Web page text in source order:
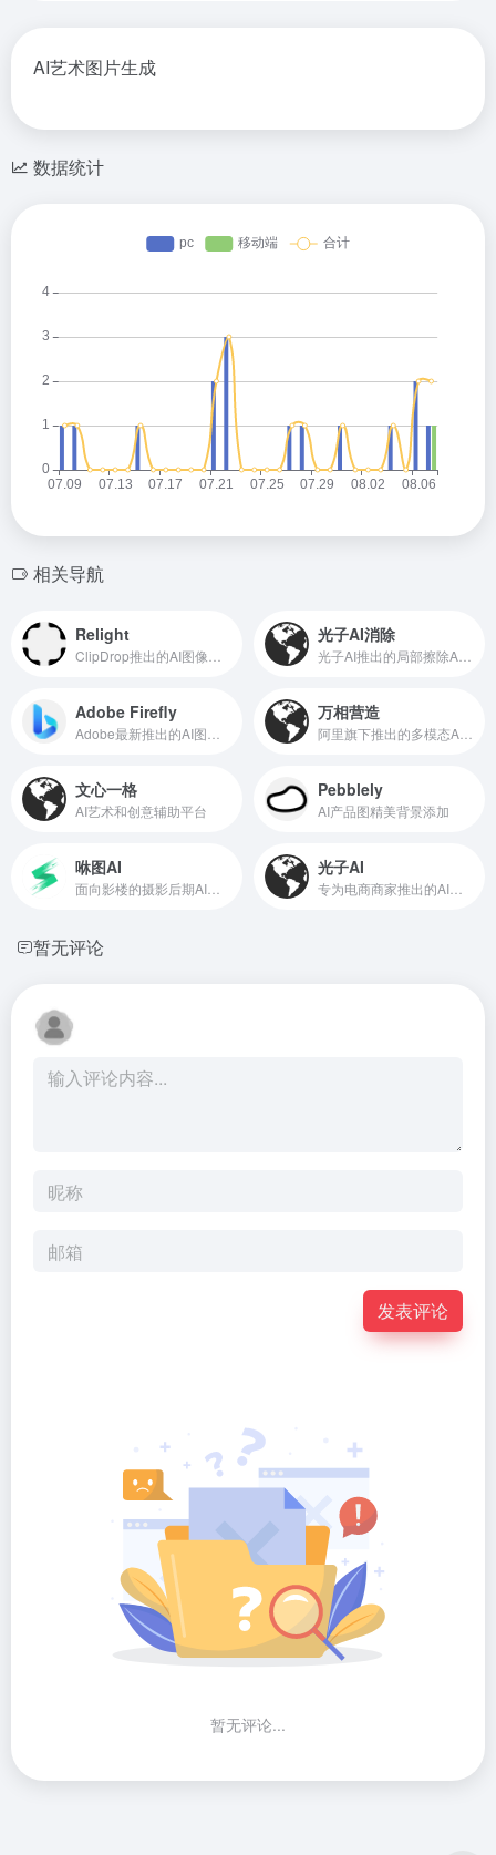
AI艺术图片生成
数据统计
相关导航
Relight 光子AI消除
Adobe Firefly 万相营造
文心一格
AI艺术和创意辅助平台
Pebblely
AI产品图精美背景添加
咻图AI 光子AI
暂无评论
发表评论
暂无评论...